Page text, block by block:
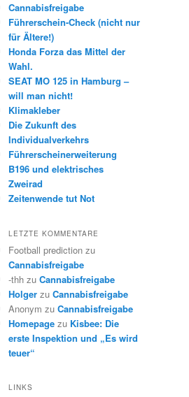
Cannabisfreigabe
Führerschein-Check (nicht nur
für Ältere!)
Honda Forza das Mittel der
Wahl.
SEAT MO 125 in Hamburg –
will man nicht!
Klimakleber
Die Zukunft des
Individualverkehrs
Führerscheinerweiterung
B196 und elektrisches
Zweirad
Zeitenwende tut Not
LETZTE KOMMENTARE
Football prediction zu
Cannabisfreigabe
-thh zu Cannabisfreigabe
Holger zu Cannabisfreigabe
Anonym zu Cannabisfreigabe
Homepage zu Kisbee: Die
erste Inspektion und „Es wird
teuer“
LINKS